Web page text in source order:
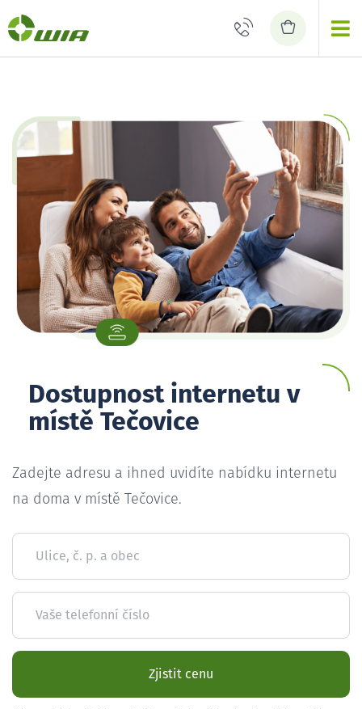
Dostupnost internetu v
místě Tečovice
Zadejte adresu a ihned uvidíte nabídku internetu
na doma v místě Tečovice.
Ulice, č. p. a obec
Vaše telefonní číslo
Zjistit cenu